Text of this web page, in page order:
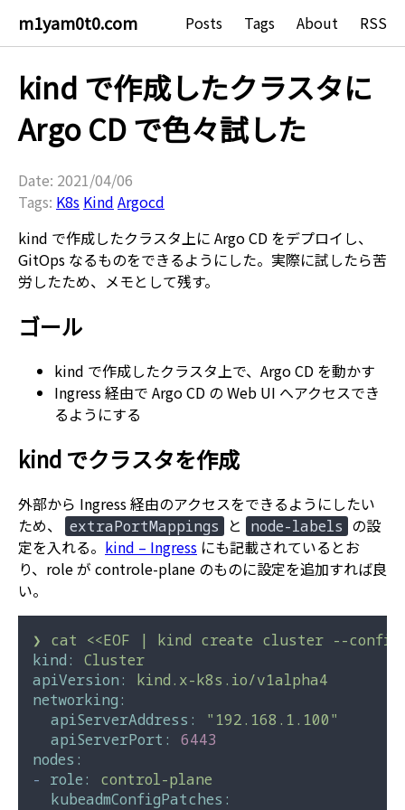
m1yam0t0.com Posts Tags About RSS
kind で作成したクラスタに
Argo CD で色々試した
Date: 2021/04/06
Tags: K8s Kind Argocd
kind で作成したクラスタ上に Argo CD をデプロイし、
GitOps なるものをできるようにした。実際に試したら苦
労したため、メモとして残す。
ゴール
kind で作成したクラスタ上で、Argo CD を動かす
Ingress 経由で Argo CD の Web UI へアクセスでき
るようにする
kind でクラスタを作成
外部から Ingress 経由のアクセスをできるようにしたい
ため、
extraPortMappings と node-labels の設
定を入れる。 kind – Ingress にも記載されているとお
り、role が controle-plane のものに設定を追加すれば良
い。
❯ cat <<EOF | kind create cluster --
kind:
Cluster
apiVersion:
kind.x-k8s.io/v1alpha4
networking:
apiServerAddress:
"192.168.1.100"
apiServerPort:
6443
nodes:
- role:
control-plane
kubeadmConfigPatches: